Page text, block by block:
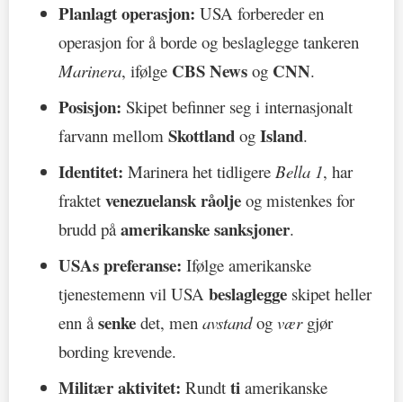
Planlagt operasjon: USA forbereder en
operasjon for å borde og beslaglegge tankeren
Marinera, ifølge CBS News og CNN.
Posisjon: Skipet befinner seg i internasjonalt
farvann mellom Skottland og Island.
Identitet: Marinera het tidligere Bella 1, har
fraktet venezuelansk råolje og mistenkes for
brudd påamerikanske sanksjoner.
USAs preferanse: Ifølge amerikanske
tjenestemenn vil USA beslaglegge skipet heller
enn åsenke det, men avstandog værgjør
bording krevende.
Militær aktivitet: Rundt ti amerikanske